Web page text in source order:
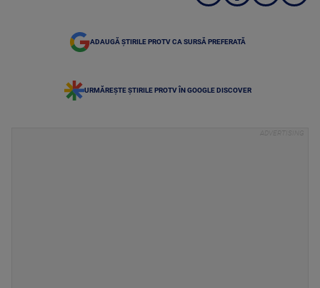
ADAUGĂ ȘTIRILE PROTV CA SURSĂ PREFERATĂ
URMĂREȘTE ȘTIRILE PROTV ÎN GOOGLE DISCOVER